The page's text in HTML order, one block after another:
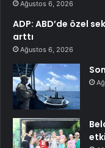
Ağustos 6, 2026
ADP: ABD’de özel
arttı
Ağustos 6, 2026